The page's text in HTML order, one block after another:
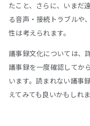
たこと、さらに、いまだ
る音声・接続トラブルや
性は考えられます。
議事録文化については、
議事録を一度確認してか
います。読まれない議事
えてみても良いかもしれま